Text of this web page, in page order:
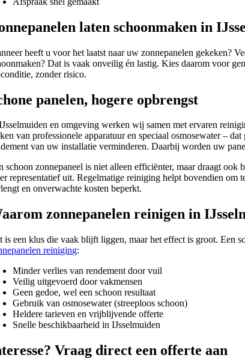
laten schoonmaken in
heeft u voor het laatst naar uw zonnepanelen gekeken?
Dat is vaak onveilig én lastig. Kies daarom voor
zonder risico.
panelen, hogere opbrengst
en omgeving werken wij samen met ervaren
van professionele apparatuur en speciaal osmosewater –
van uw installatie verminderen. Daarbij worden uw
schoon zonnepaneel is niet alleen efficiënter, maar draagt
representatief uit. Regelmatige reiniging helpt bovendien
en onverwachte kosten beperkt.
zonnepanelen reinigen in
is een klus die vaak blijft liggen, maar het effect is groot. Een
reiniging:
Minder verlies van rendement door vuil
Veilig uitgevoerd door vakmensen
Geen gedoe, wel een schoon resultaat
Gebruik van osmosewater (streeploos schoon)
Heldere tarieven en vrijblijvende offerte
Snelle beschikbaarheid in IJsselmuiden
Vraag direct een offerte aan